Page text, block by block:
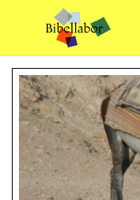
content